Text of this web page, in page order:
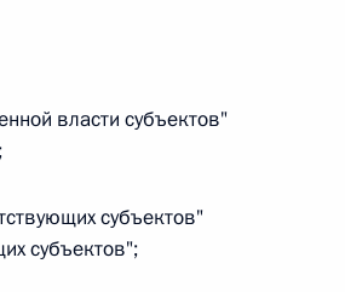
власти субъектов"
субъектов"
субъектов";